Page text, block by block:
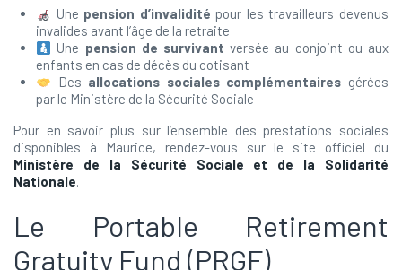
Une pension d’invalidité pour les travailleurs devenus
invalides avant l’âge de la retraite
Une pension de survivant versée au conjoint ou aux
enfants en cas de décès du cotisant
Des allocations sociales complémentaires gérées
par le Ministère de la Sécurité Sociale
Pour en savoir plus sur l’ensemble des prestations sociales
disponibles à Maurice, rendez-vous sur le site officiel du
Ministère de la Sécurité Sociale et de la Solidarité
Nationale.
Le Portable Retirement
Gratuity Fund (PRGF)